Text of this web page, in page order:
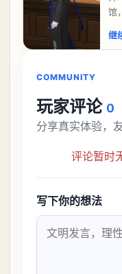
馆
机
继
COMMUNITY
玩家评论 0
分享真实体验，
评论暂时
写下你的想法